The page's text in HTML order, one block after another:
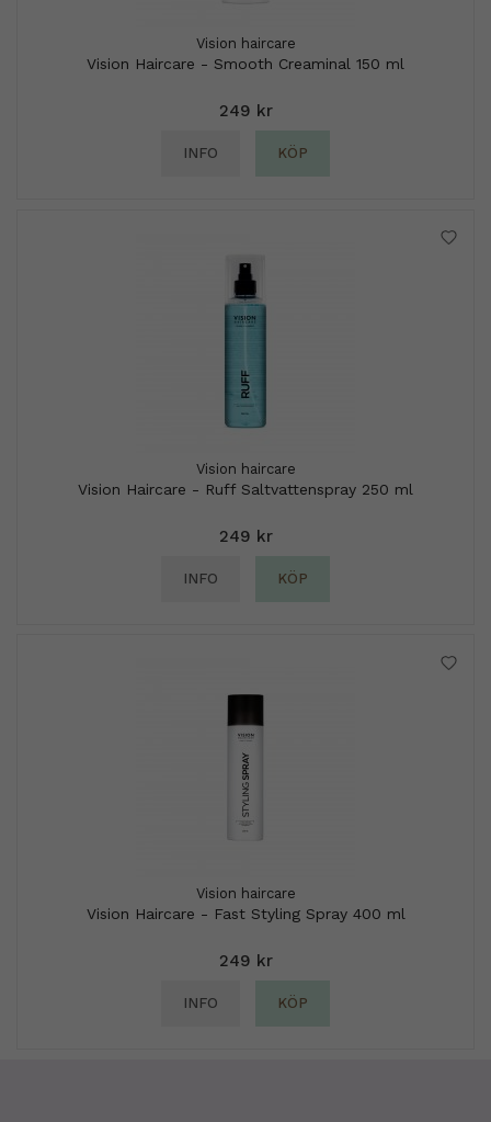
Vision haircare
Vision Haircare - Smooth Creaminal 150 ml
249 kr
INFO KÖP
Vision haircare
Vision Haircare - Ruff Saltvattenspray 250 ml
249 kr
INFO KÖP
Vision haircare
Vision Haircare - Fast Styling Spray 400 ml
249 kr
INFO KÖP